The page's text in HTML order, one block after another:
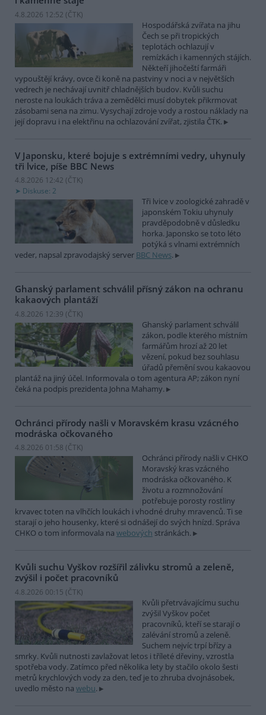
4.8.2026 12:52 (ČTK)
Hospodářská zvířata na jihu
Čech se při tropických
teplotách ochlazují v
remízkách i kamenných stájích.
Někteří jihočeští farmáři
vypouštějí krávy, ovce či koně na pastviny v noci a v největších
vedrech je nechávají uvnitř chladnějších budov. Kvůli suchu
neroste na loukách tráva a zemědělci musí dobytek přikrmovat
zásobami sena na zimu. Vysychají zdroje vody a rostou náklady na
její dopravu i na elektřinu na ochlazování zvířat, zjistila ČTK.
V Japonsku, které bojuje s extrémními vedry, uhynuly
tři lvice, píše BBC News
4.8.2026 12:42 (ČTK)
Diskuse: 2
Tři lvice v zoologické zahradě v
japonském Tokiu uhynuly
pravděpodobně v důsledku
horka. Japonsko se toto léto
potýká s vlnami extrémních
veder, napsal zpravodajský server BBC News.
Ghanský parlament schválil přísný zákon na ochranu
kakaových plantáží
4.8.2026 12:39 (ČTK)
Ghanský parlament schválil
zákon, podle kterého místním
farmářům hrozí až 20 let
vězení, pokud bez souhlasu
úřadů přemění svou kakaovou
plantáž na jiný účel. Informovala o tom agentura AP; zákon nyní
čeká na podpis prezidenta Johna Mahamy.
Ochránci přírody našli v Moravském krasu vzácného
modráska očkovaného
4.8.2026 01:58 (ČTK)
Ochránci přírody našli v CHKO
Moravský kras vzácného
modráska očkovaného. K
životu a rozmnožování
potřebuje porosty rostliny
krvavec toten na vlhčích loukách i vhodné druhy mravenců. Ti se
starají o jeho housenky, které si odnášejí do svých hnízd. Správa
CHKO o tom informovala na webových stránkách.
Kvůli suchu Vyškov rozšířil zálivku stromů a zeleně,
zvýšil i počet pracovníků
4.8.2026 00:15 (ČTK)
Kvůli přetrvávajícímu suchu
zvýšil Vyškov počet
pracovníků, kteří se starají o
zalévání stromů a zeleně.
Suchem nejvíc trpí břízy a
smrky. Kvůli nutnosti zavlažovat letos i tříleté dřeviny, vzrostla
spotřeba vody. Zatímco před několika lety by stačilo okolo šesti
metrů krychlových vody za den, teď je to zhruba dvojnásobek,
uvedlo město na webu.